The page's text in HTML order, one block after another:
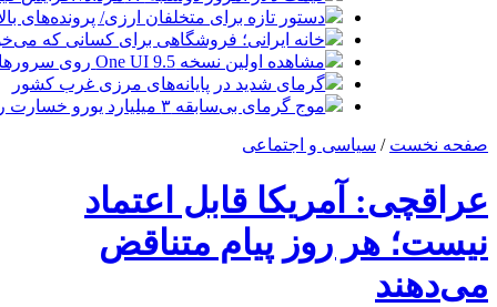
دستور تازه برای متخلفان ارزی/ پرونده‌های بالای ۳ میلیون یورو قضایی
خانه ایرانی؛ فروشگاهی برای کسانی که
مشاهده اولین نسخه One UI 9.5 روی سرورهای سامسونگ
گرمای شدید در پایانه‌های مرزی غرب کشور
موج گرمای بی‌سابقه ۳ میلیارد یورو خسارت روی دست اروپا گذاشت
صفحه نخست / سیاسی و اجتماعی
عراقچی: آمریکا قابل اعتماد
نیست؛ هر روز پیام متناقض
می‌دهند